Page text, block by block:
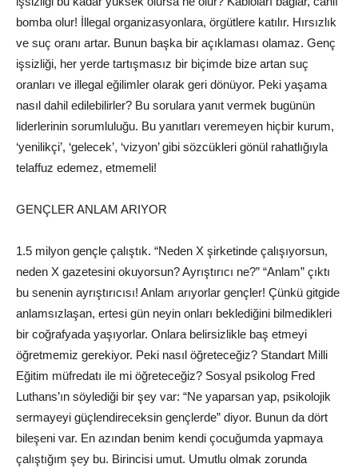
bomba olur! İllegal organizasyonlara, örgütlere katılır. Hırsızlık
ve suç oranı artar. Bunun başka bir açıklaması olamaz. Genç
işsizliği, her yerde tartışmasız bir biçimde bize artan suç
oranları ve illegal eğilimler olarak geri dönüyor. Peki yaşama
nasıl dahil edilebilirler? Bu sorulara yanıt vermek bugünün
liderlerinin sorumluluğu. Bu yanıtları veremeyen hiçbir kurum,
‘yenilikçi’, ‘gelecek’, ‘vizyon’ gibi sözcükleri gönül rahatlığıyla
telaffuz edemez, etmemeli!
GENÇLER ANLAM ARIYOR
1.5 milyon gençle çalıştık. “Neden X şirketinde çalışıyorsun,
neden X gazetesini okuyorsun? Ayrıştırıcı ne?” “Anlam” çıktı
bu senenin ayrıştırıcısı! Anlam arıyorlar gençler! Çünkü gitgide
anlamsızlaşan, ertesi gün neyin onları beklediğini bilmedikleri
bir coğrafyada yaşıyorlar. Onlara belirsizlikle baş etmeyi
öğretmemiz gerekiyor. Peki nasıl öğreteceğiz? Standart Milli
Eğitim müfredatı ile mi öğreteceğiz? Sosyal psikolog Fred
Luthans’ın söylediği bir şey var: “Ne yaparsan yap, psikolojik
sermayeyi güçlendireceksin gençlerde” diyor. Bunun da dört
bileşeni var. En azından benim kendi çocuğumda yapmaya
çalıştığım şey bu. Birincisi umut. Umutlu olmak zorunda